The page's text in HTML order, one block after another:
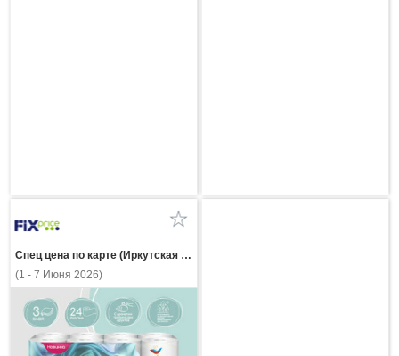
Спец цена по карте (Иркутская область)
(1 - 7 Июня 2026)